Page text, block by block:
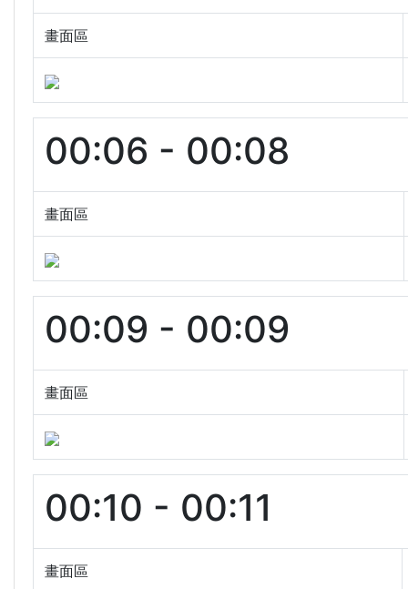
畫面區
00:06 - 00:08
畫面區
00:09 - 00:09
畫面區
00:10 - 00:11
畫面區